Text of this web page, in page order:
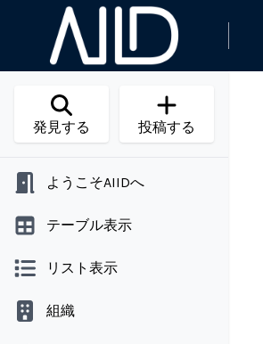
発見する 投稿する
ようこそAIIDへ
テーブル表示
リスト表示
組織